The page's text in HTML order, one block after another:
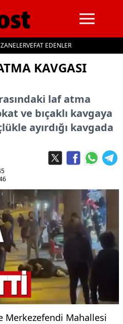
VEFAT EDENLER
KAVGASI
laf atma
ve bıçaklı kavgaya
ayırdığı kavgada
Merkezefendi Mahallesi